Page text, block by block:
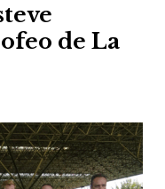
de La